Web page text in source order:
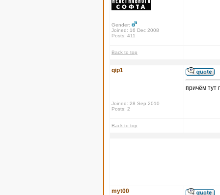
Gender:
Joined: 16 Dec 2008
Posts: 411
Back to top
qip1
Joined: 28 Sep 2010
Posts: 2
причём тут
Back to top
myt00